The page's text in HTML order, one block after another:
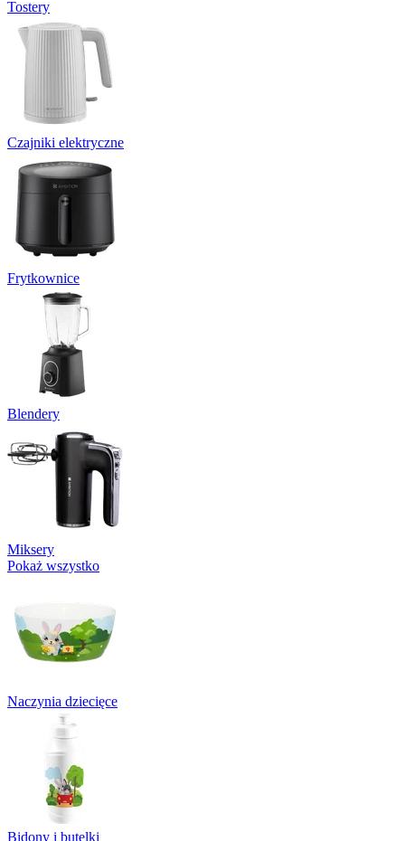
Tostery
Czajniki elektryczne
Frytkownice
Blendery
Miksery
Pokaż wszystko
Naczynia dziecięce
Bidony i butelki